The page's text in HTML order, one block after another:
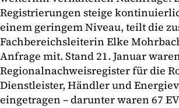
Registrierungen steige
einem geringem Niveau, teilt die
Fachbereichsleiterin Elke
Anfrage mit. Stand 21. Januar
Regionalnachweisregister für die
Dienstleister, Händler und
eingetragen – darunter waren 67